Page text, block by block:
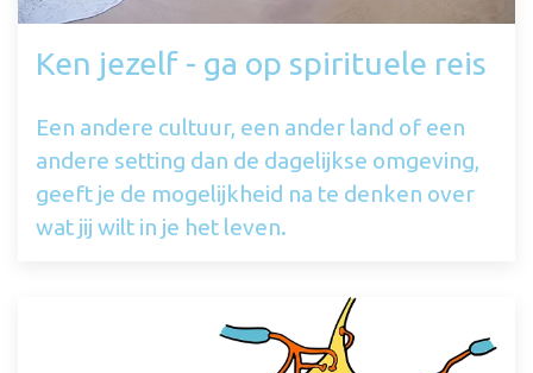
Ken jezelf - ga op spirituele reis
Een andere cultuur, een ander land of een
andere setting dan de dagelijkse omgeving,
geeft je de mogelijkheid na te denken over
wat jij wilt in je het leven.